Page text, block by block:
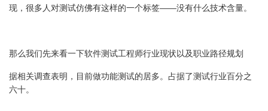
现，很多人对测试仿佛有这样的一个标签——没有什么技术含量。
那么我们先来看一下软件测试工程师行业现状以及职业路径规划
据相关调查表明，目前做功能测试的居多。占据了测试行业百分之
六十。